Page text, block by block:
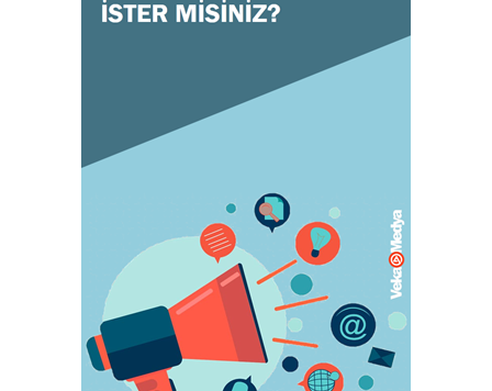
July 31, 2023
Orgazm olan kadınlar daha çabuk hamile
kalıyor
May 05, 2023